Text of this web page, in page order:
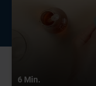
6 Min.